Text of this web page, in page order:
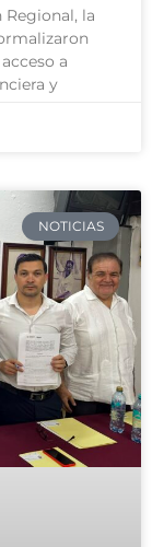
Regional, la
a
y
NOTICIAS